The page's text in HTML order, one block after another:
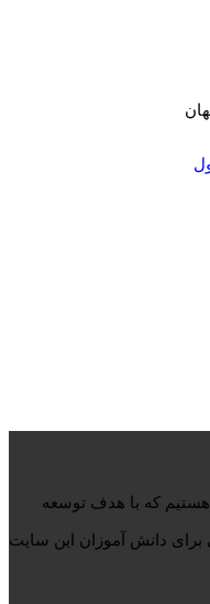
که با هدف توسعه
دانش آموزان این سایت